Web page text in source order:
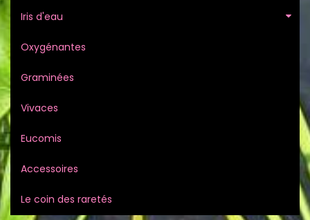
Iris d'eau
Oxygénantes
Graminées
Vivaces
Eucomis
Accessoires
Le coin des raretés